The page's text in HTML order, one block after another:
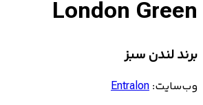
London Green
برند لندن سبز
وب‌سایت: Entralon